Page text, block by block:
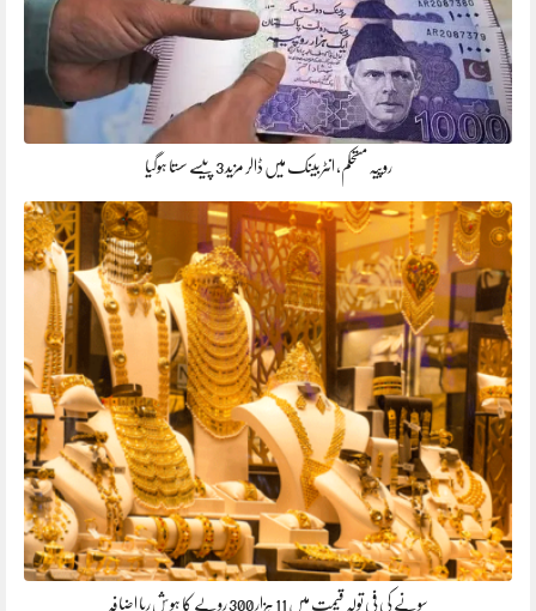
روپیہ مستحکم، انٹربینک میں ڈالر مزید 3 پیسے سستا ہوگیا
سونے کی فی تولہ قیمت میں 11 ہزار 300 روپے کا ہوش ربا اضافہ